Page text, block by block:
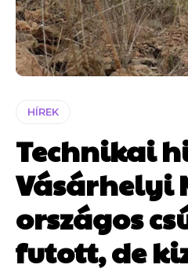
HÍREK
Technikai
Vásárhelyi
országos
futott, de